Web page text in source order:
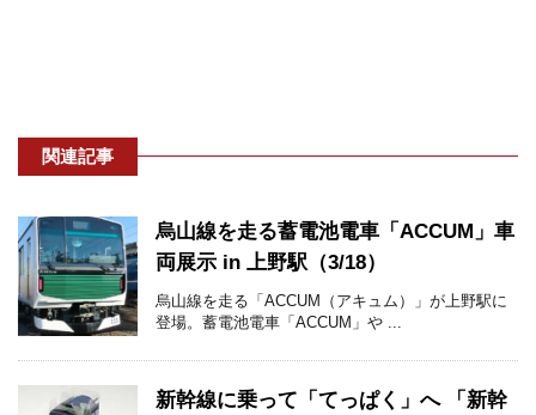
関連記事
烏山線を走る蓄電池電車「ACCUM」車
両展示 in 上野駅（3/18）
烏山線を走る「ACCUM（アキュム）」が上野駅に
登場。蓄電池電車「ACCUM」や ...
新幹線に乗って「てっぱく」へ 「新幹